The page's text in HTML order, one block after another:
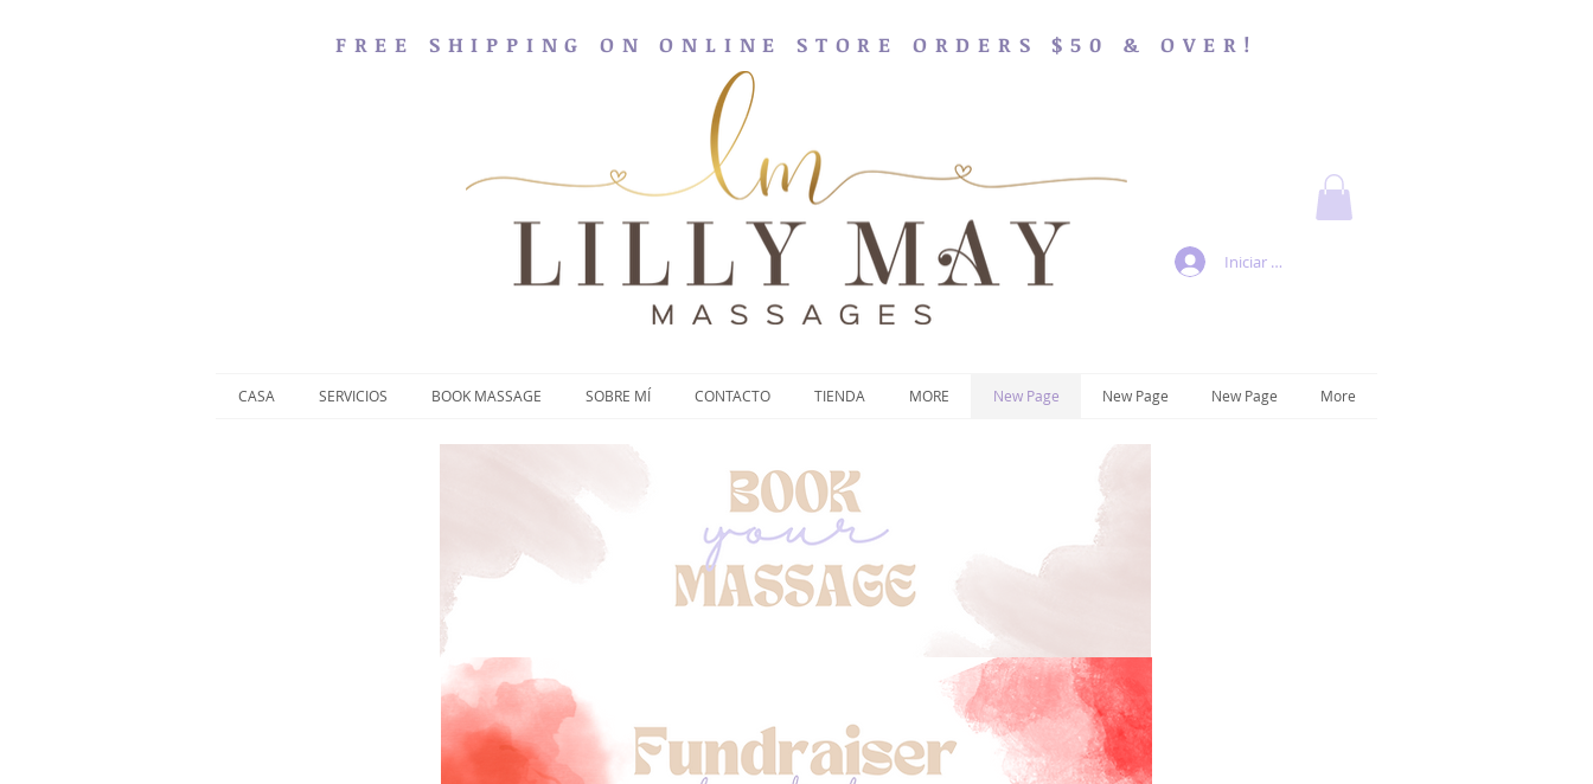
Iniciar sesión
FREE SHIPPING ON ONLINE STORE ORDERS $50 & OVER!
CASA SERVICIOS BOOK MASSAGE SOBRE MÍ CONTACTO TIENDA MORE New Page New Page New Page More